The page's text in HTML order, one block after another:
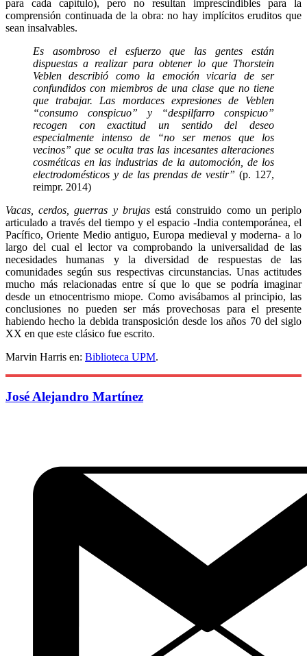
para cada capítulo), pero no resultan imprescindibles para la
comprensión continuada de la obra: no hay implícitos eruditos que
sean insalvables.
Es asombroso el esfuerzo que las gentes están
dispuestas a realizar para obtener lo que Thorstein
Veblen describió como la emoción vicaria de ser
confundidos con miembros de una clase que no tiene
que trabajar. Las mordaces expresiones de Veblen
“consumo conspicuo” y “despilfarro conspicuo”
recogen con exactitud un sentido del deseo
especialmente intenso de “no ser menos que los
vecinos” que se oculta tras las incesantes alteraciones
cosméticas en las industrias de la automoción, de los
electrodomésticos y de las prendas de vestir”(p. 127,
reimpr. 2014)
Vacas, cerdos, guerras y brujasestá construido como un periplo
articulado a través del tiempo y el espacio -India contemporánea, el
Pacífico, Oriente Medio antiguo, Europa medieval y moderna- a lo
largo del cual el lector va comprobando la universalidad de las
necesidades humanas y la diversidad de respuestas de las
comunidades según sus respectivas circunstancias. Unas actitudes
mucho más relacionadas entre sí que lo que se podría imaginar
desde un etnocentrismo miope. Como avisábamos al principio, las
conclusiones no pueden ser más provechosas para el presente
habiendo hecho la debida transposición desde los años 70 del siglo
XX en que este clásico fue escrito.
Marvin Harris en: Biblioteca UPM.
José Alejandro Martínez